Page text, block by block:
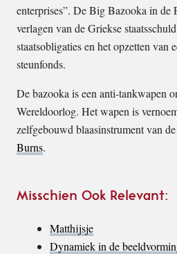
enterprises”. De Big Bazooka in de
verlagen van de Griekse
staatsobligaties en het opzetten van
steunfonds.
De bazooka is een anti-tankwapen
Wereldoorlog. Het wapen is
zelfgebouwd blaasinstrument van
Burns.
Misschien Ook Relevant:
Matthijsje
Dynamiek in de